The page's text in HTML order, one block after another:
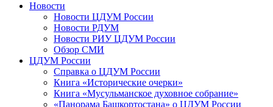
Новости
Новости ЦДУМ России
Новости РДУМ
Новости РИУ ЦДУМ России
Обзор СМИ
ЦДУМ России
Справка о ЦДУМ России
Книга «Исторические очерки»
Книга «Мусульманское духовное собрание»
«Панорама Башкортостана» о ЦДУМ России